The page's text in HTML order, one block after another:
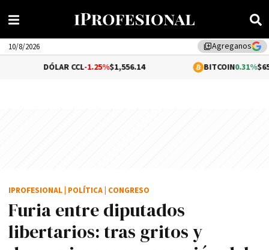
library_addAgreganos
10/8/2026
DÓLAR CCL-1.25%$1,556.14 BITCOIN0.31%$65,277.70
Furia entre diputados
libertarios: tras gritos y
IPROFESIONAL POLÍTICA CONGRESO